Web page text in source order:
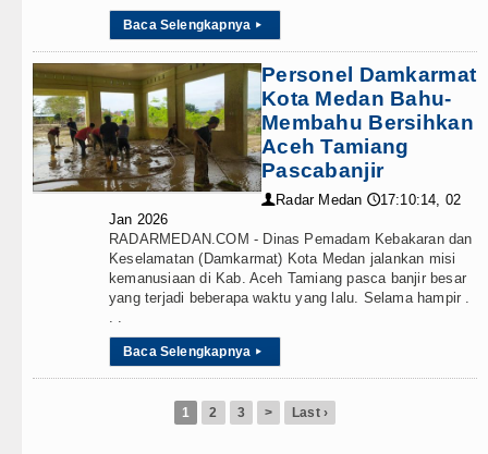
Baca Selengkapnya ▸
Personel Damkarmat
Kota Medan Bahu-
Membahu Bersihkan
Aceh Tamiang
Pascabanjir
👤 Radar Medan 🕔17:10:14, 02
Jan 2026
RADARMEDAN.COM - Dinas Pemadam Kebakaran dan
Keselamatan (Damkarmat) Kota Medan jalankan misi
kemanusiaan di Kab. Aceh Tamiang pasca banjir besar
yang terjadi beberapa waktu yang lalu. Selama hampir .
. .
Baca Selengkapnya ▸
1 2 3 > Last ›